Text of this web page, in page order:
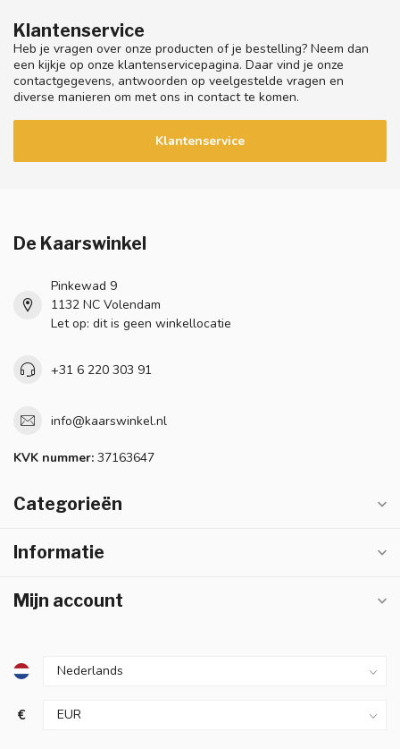
Klantenservice
Heb je vragen over onze producten of je bestelling? Neem dan
een kijkje op onze klantenservicepagina. Daar vind je onze
contactgegevens, antwoorden op veelgestelde vragen en
diverse manieren om met ons in contact te komen.
Klantenservice
De Kaarswinkel
Pinkewad 9
1132 NC Volendam
Let op: dit is geen winkellocatie
+31 6 220 303 91
info@kaarswinkel.nl
KVK nummer: 37163647
Categorieën
Informatie
Mijn account
€